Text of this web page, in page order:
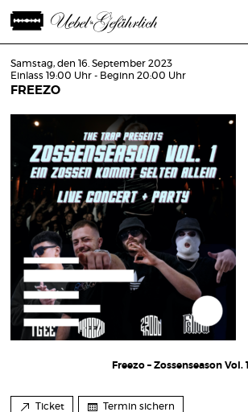
Samstag, den 16. September 2023
Einlass 19:00 Uhr - Beginn 20:00 Uhr
FREEZO
Freezo – Zossenseason Vol. 1
Ticket Termin sichern